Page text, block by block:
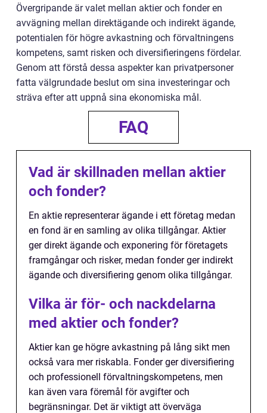
Övergripande är valet mellan aktier och fonder en
avvägning mellan direktägande och indirekt ägande,
potentialen för högre avkastning och förvaltningens
kompetens, samt risken och diversifieringens fördelar.
Genom att förstå dessa aspekter kan privatpersoner
fatta välgrundade beslut om sina investeringar och
sträva efter att uppnå sina ekonomiska mål.
FAQ
Vad är skillnaden mellan aktier
och fonder?
En aktie representerar ägande i ett företag medan
en fond är en samling av olika tillgångar. Aktier
ger direkt ägande och exponering för företagets
framgångar och risker, medan fonder ger indirekt
ägande och diversifiering genom olika tillgångar.
Vilka är för- och nackdelarna
med aktier och fonder?
Aktier kan ge högre avkastning på lång sikt men
också vara mer riskabla. Fonder ger diversifiering
och professionell förvaltningskompetens, men
kan även vara föremål för avgifter och
begränsningar. Det är viktigt att överväga